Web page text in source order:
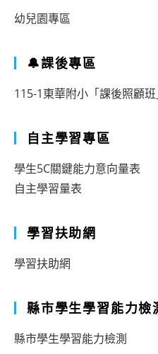
辦
「2026
年
融
入
閱
程
教
幼兒園專區
🔔課後專區
115-1東華附小「課後照顧
自主學習專區
學生5C關鍵能力意向量表
自主學習量表
學習扶助網
學習扶助網
縣市學生學習能力檢
縣市學生學習能力檢測